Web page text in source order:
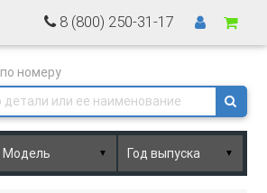
8 (800) 250-31-17
по номеру
▼ ▼